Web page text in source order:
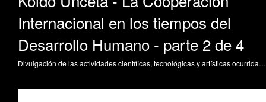
Internacional en los tiempos del
Desarrollo Humano - parte 2 de 4
Divulgación de las actividades científicas, tecnológicas y artísticas ocurridas en los tres campus de la UPV